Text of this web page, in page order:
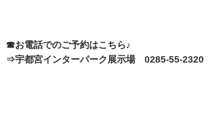
☎お電話でのご予約はこちら♪
⇒宇都宮インターパーク展示場 0285-55-2320